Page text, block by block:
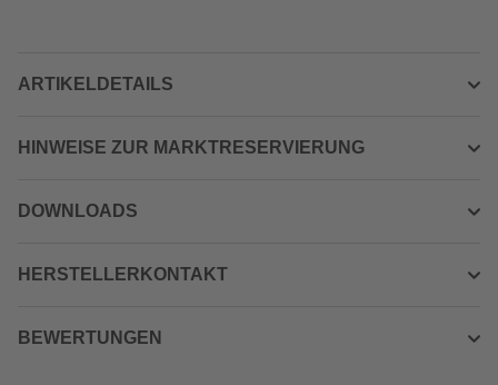
ARTIKELDETAILS
HINWEISE ZUR MARKTRESERVIERUNG
DOWNLOADS
HERSTELLERKONTAKT
BEWERTUNGEN